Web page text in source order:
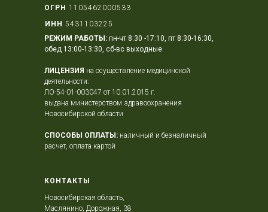
ОГРН 1105462000533
РЕЖИМ РАБОТЫ: пн-чт 8:30 -17:10, пт 8:30-16:30,
обед 13:00-13:30, сб-вс выходные
ЛИЦЕНЗИЯ на осуществление медицинской
деятельности:
ЛО-54-01-003047 от 10.01.2015 г.
выдана министерством здравоохранения
Новосибирской области
СПОСОБЫ ОПЛАТЫ: наличный и безналичный
расчет, оплата картой
ИНН 5431103225
КОНТАКТЫ
Новосибирская область,
Маслянино, Дорожная, 38